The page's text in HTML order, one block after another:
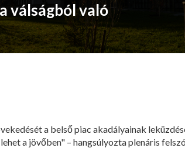
válságból való
a belső piac akadályainak
a jövőben" – hangsúlyozta plenáris